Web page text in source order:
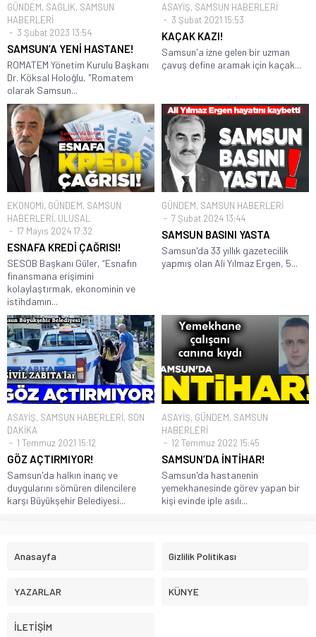
GÜNDEM, SAĞLIK, SAMSUN
HABERLERİ
3 Şubat 2023 13:54
SAMSUN’A YENİ HASTANE!
ROMATEM Yönetim Kurulu Başkanı
Dr. Köksal Holoğlu, "Romatem
olarak Samsun...
ASAYİŞ, SAMSUN HABERLERİ
3 Şubat 2021 15:53
KAÇAK KAZI!
Samsun'a izne gelen bir uzman
çavuş define aramak için kaçak...
EKONOMİ, GÜNDEM, SAMSUN
HABERLERİ, ULUSAL
17 Mayıs 2024 17:32
ESNAFA KREDİ ÇAĞRISI!
SESOB Başkanı Güler, “Esnafın
finansmana erişimini
kolaylaştırmak, ekonominin ve
istihdamın...
GÜNDEM, SAMSUN HABERLERİ
7 Şubat 2024 13:44
SAMSUN BASINI YASTA
Samsun'da 33 yıllık gazetecilik
yapmış olan Ali Yılmaz Ergen, 5...
ASAYİŞ, SAMSUN HABERLERİ, SON
DAKİKA
1 Temmuz 2021 15:12
GÖZ AÇTIRMIYOR!
Samsun'da halkın inanç ve
duygularını sömüren dilencilere
karşı Büyükşehir Belediyesi...
ASAYİŞ, GÜNDEM, SAMSUN
HABERLERİ
12 Temmuz 2022 15:45
SAMSUN’DA İNTİHAR!
Samsun'da hastanenin
yemekhanesinde görev yapan bir
kişi evinde iple asılı...
Anasayfa Gizlilik Politikası
YAZARLAR KÜNYE
İLETİŞİM